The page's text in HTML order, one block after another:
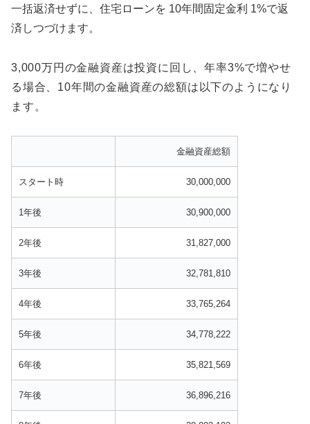
一括返済せずに、住宅ローンを 10年間固定金利 1%で返
済しつづけます。
3,000万円の金融資産は投資に回し、年率3%で増やせ
る場合、10年間の金融資産の総額は以下のようになり
ます。
金融資産総額
スタート時 30,000,000
1年後 30,900,000
2年後 31,827,000
3年後 32,781,810
4年後 33,765,264
5年後 34,778,222
6年後 35,821,569
7年後 36,896,216